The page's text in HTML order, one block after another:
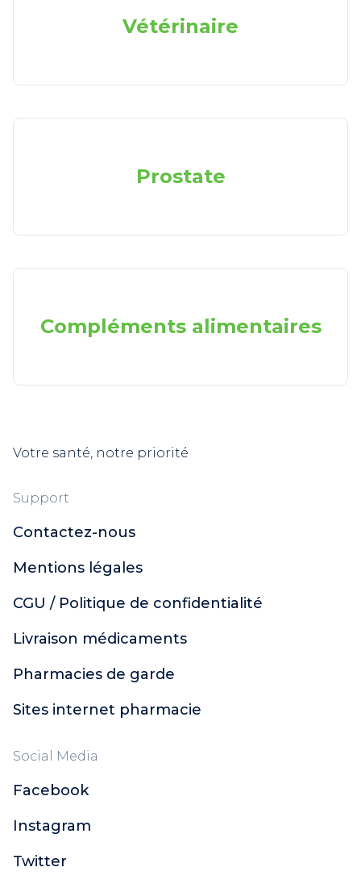
Vétérinaire
Prostate
Compléments alimentaires
Votre santé, notre priorité
Support
Contactez-nous
Mentions légales
CGU / Politique de confidentialité
Livraison médicaments
Pharmacies de garde
Sites internet pharmacie
Social Media
Facebook
Instagram
Twitter